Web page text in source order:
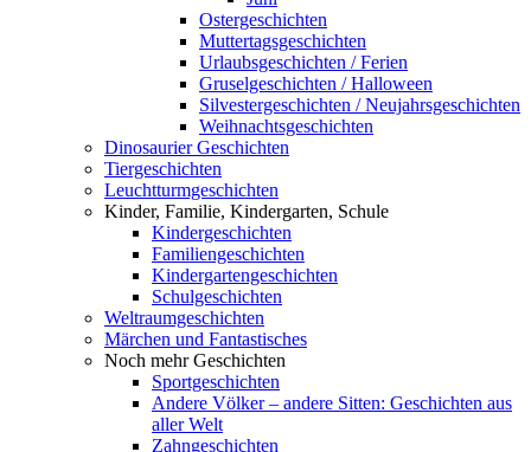
Ostergeschichten
Muttertagsgeschichten
Urlaubsgeschichten / Ferien
Gruselgeschichten / Halloween
Silvestergeschichten / Neujahrsgeschichten
Weihnachtsgeschichten
Dinosaurier Geschichten
Tiergeschichten
Leuchtturmgeschichten
Kinder, Familie, Kindergarten, Schule
Kindergeschichten
Familiengeschichten
Kindergartengeschichten
Schulgeschichten
Weltraumgeschichten
Märchen und Fantastisches
Noch mehr Geschichten
Sportgeschichten
Andere Völker – andere Sitten: Geschichten aus
aller Welt
Zahngeschichten